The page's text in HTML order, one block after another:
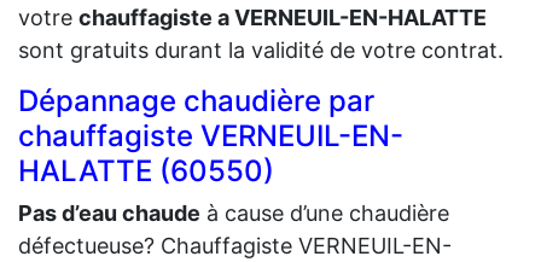
votre chauffagiste a VERNEUIL-EN-HALATTE
sont gratuits durant la validité de votre contrat.
Dépannage chaudière par
chauffagiste VERNEUIL-EN-
HALATTE (60550)
Pas d’eau chaude à cause d’une chaudière
défectueuse? Chauffagiste VERNEUIL-EN-